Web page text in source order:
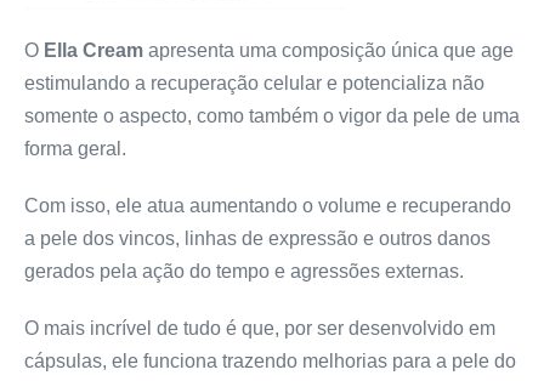
O Ella Cream apresenta uma composição única que age
estimulando a recuperação celular e potencializa não
somente o aspecto, como também o vigor da pele de uma
forma geral.
Com isso, ele atua aumentando o volume e recuperando
a pele dos vincos, linhas de expressão e outros danos
gerados pela ação do tempo e agressões externas.
O mais incrível de tudo é que, por ser desenvolvido em
cápsulas, ele funciona trazendo melhorias para a pele do